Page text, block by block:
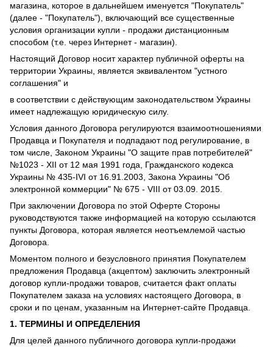
магазина, которое в дальнейшем именуется "Покупатель"
(далее - "Покупатель"), включающий все существенные
условия организации купли - продажи дистанционным
способом (т.е. через Интернет - магазин).
Настоящий Договор носит характер публичной оферты на
территории Украины, является эквивалентом "устного
соглашения" и
в соответствии с действующим законодательством Украины
имеет надлежащую юридическую силу.
Условия данного Договора регулируются взаимоотношениями
Продавца и Покупателя и подпадают под регулирование, в
том числе, Законом Украины "О защите прав потребителей"
№1023 - XII от 12 мая 1991 года, Гражданского кодекса
Украины № 435-IVI от 16.91.2003, Закона Украины "Об
электронной коммерции" № 675 - VIII от 03.09. 2015.
При заключении Договора по этой Оферте Стороны
руководствуются также информацией на которую ссылаются
пункты Договора, которая является неотъемлемой частью
Договора.
Моментом полного и безусловного принятия Покупателем
предложения Продавца (акцептом) заключить электронный
договор купли-продажи товаров, считается факт оплаты
Покупателем заказа на условиях настоящего Договора, в
сроки и по ценам, указанным на Интернет-сайте Продавца.
1. ТЕРМИНЫ И ОПРЕДЕЛЕНИЯ
Для целей данного публичного договора купли-продажи